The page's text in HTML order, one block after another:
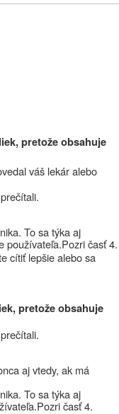
pretože obsahuje
váš lekár alebo
To sa týka aj
používateľa.Pozri časť 4.
cítiť lepšiealebo sa
, pretože obsahuje
aj vtedy, ak má
To sa týka aj
Pozri časť 4.